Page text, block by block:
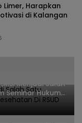
Limer, Harapkan
di Kalangan
Menjadi Salah
Seminar Hukum